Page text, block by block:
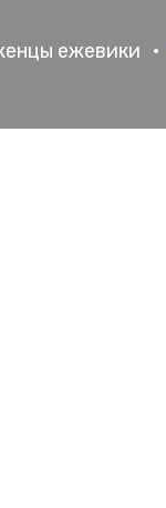
ежевики •